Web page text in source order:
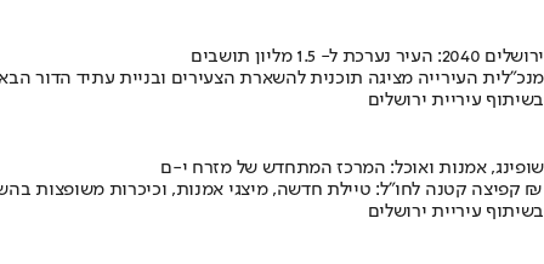
ירושלים 2040: העיר נערכת ל- 1.5 מליון תושבים
מנכ"לית העירייה מציגה תוכנית להשארת הצעירים ובניית עתיד הדור
בשיתוף עיריית ירושלים
שופינג, אמנות ואוכל: המרכז המתחדש של מזרח י-ם
קפיצה קטנה לחו"ל: טיילת חדשה, מיצגי אמנות, וכיכרות משופצות בהשקעה של 100 מיליון ₪
בשיתוף עיריית ירושלים